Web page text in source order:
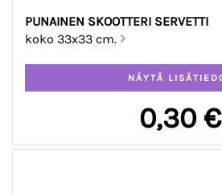
PUNAINEN SKOOTTERI SERVETTI
koko 33x33 cm.
0,30 €